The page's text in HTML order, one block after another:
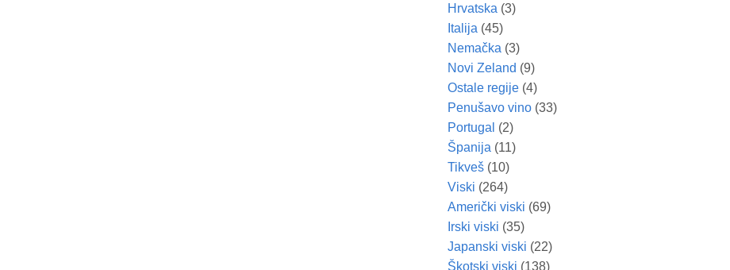
Hrvatska (3)
Italija (45)
Nemačka (3)
Novi Zeland (9)
Ostale regije (4)
Penušavo vino (33)
Portugal (2)
Španija (11)
Tikveš (10)
Viski (264)
Američki viski (69)
Irski viski (35)
Japanski viski (22)
Škotski viski (138)